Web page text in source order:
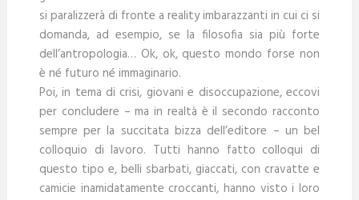
si paralizzerà di fronte a reality imbarazzanti in cui ci si
domanda, ad esempio, se la filosofia sia più forte
dell’antropologia… Ok, ok, questo mondo forse non
è né futuro né immaginario.
Poi, in tema di crisi, giovani e disoccupazione, eccovi
per concludere – ma in realtà è il secondo racconto
sempre per la succitata bizza dell’editore – un bel
colloquio di lavoro. Tutti hanno fatto colloqui di
questo tipo e, belli sbarbati, giaccati, con cravatte e
camicie inamidatamente croccanti, hanno visto i loro